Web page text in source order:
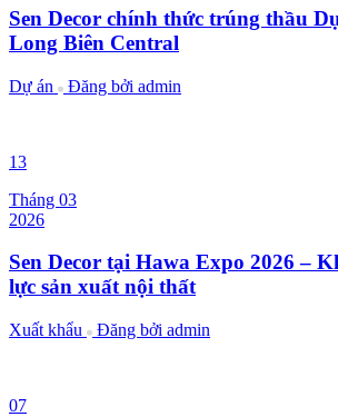
Sen Decor chính thức trúng thầu
Long Biên Central
Dự án Đăng bởi admin
13
Tháng 03
2026
Sen Decor tại Hawa Expo 2026 –
lực sản xuất nội thất
Xuất khẩu Đăng bởi admin
07